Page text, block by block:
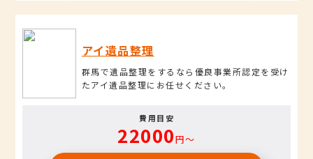
アイ遺品整理
群馬で遺品整理をするなら優良事業所認定を受け
たアイ遺品整理にお任せください。
費用目安
22000円〜